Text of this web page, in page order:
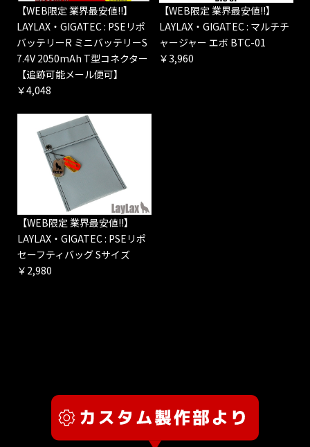
【WEB限定 業界最安値!!】
LAYLAX・GIGATEC : PSEリポ
バッテリーR ミニバッテリーS
7.4V 2050mAh T型コネクター
【追跡可能メール便可】
￥4,048
【WEB限定 業界最安値!!】
LAYLAX・GIGATEC : マルチチ
ャージャー エボ BTC-01
￥3,960
【WEB限定 業界最安値!!】
LAYLAX・GIGATEC : PSEリポ
セーフティバッグ Sサイズ
￥2,980